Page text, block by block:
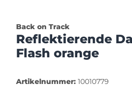
Back on Track
Reflektierende
Flash orange
Artikelnummer: 10010779